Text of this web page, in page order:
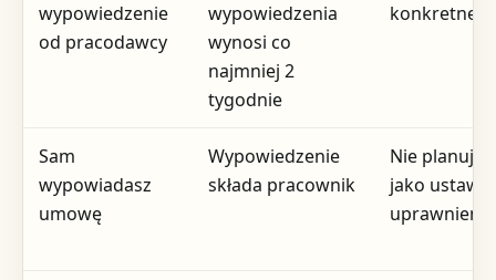
wypowiedzenie
od pracodawcy
wypowiedzenia
wynosi co
najmniej 2
tygodnie
konkretne
Sam
wypowiadasz
umowę
Wypowiedzenie
składa pracownik
Nie planuj
jako
uprawnienia